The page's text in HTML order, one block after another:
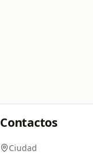
Contactos
Ciudad